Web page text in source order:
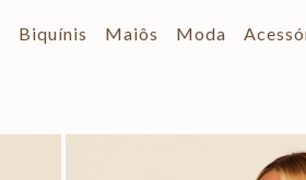
Biquínis Maiôs Moda